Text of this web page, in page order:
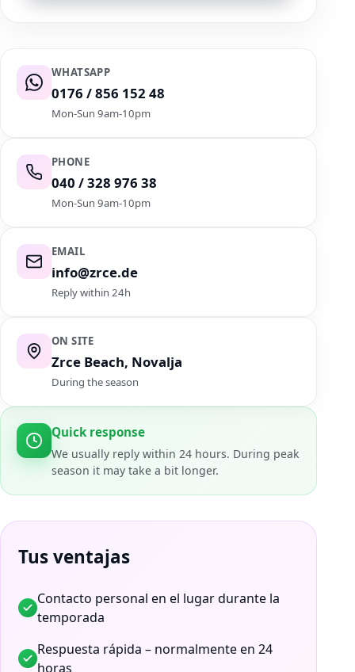
WHATSAPP
0176 / 856 152 48
Mon-Sun 9am-10pm
PHONE
040 / 328 976 38
Mon-Sun 9am-10pm
EMAIL
info@zrce.de
Reply within 24h
ON SITE
Zrce Beach, Novalja
During the season
Quick response
We usually reply within 24 hours. During peak
season it may take a bit longer.
Tus ventajas
Contacto personal en el lugar durante la
temporada
Respuesta rápida – normalmente en 24
horas